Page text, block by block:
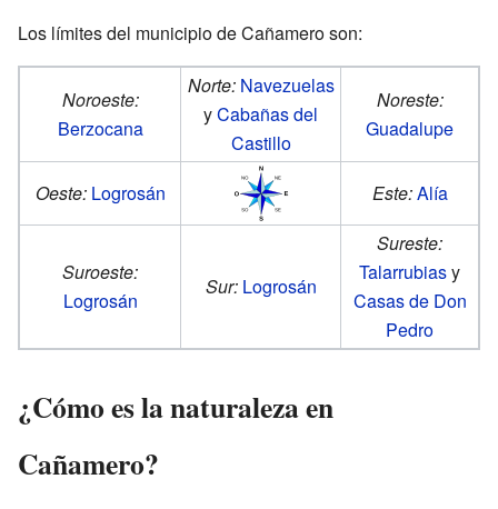
Los límites del municipio de Cañamero son:
Noroeste:
Berzocana
Norte: Navezuelas
yCabañas del
Castillo
Noreste:
Guadalupe
Oeste: Logrosán Este:Alía
Suroeste:
Logrosán
Sur: Logrosán
Sureste:
Talarrubiasy
Casas de Don
Pedro
¿Cómo es la naturaleza en
Cañamero?